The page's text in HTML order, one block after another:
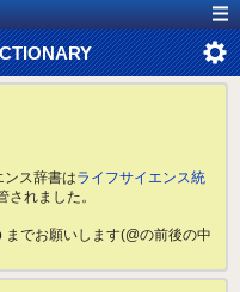
ス辞書はライフサイエンス統
されました。
でお願いします(@の前後の中